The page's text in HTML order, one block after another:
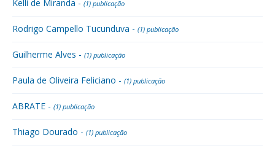
Kelli de Miranda - (1) publicação
Rodrigo Campello Tucunduva - (1) publicação
Guilherme Alves - (1) publicação
Paula de Oliveira Feliciano - (1) publicação
ABRATE - (1) publicação
Thiago Dourado - (1) publicação